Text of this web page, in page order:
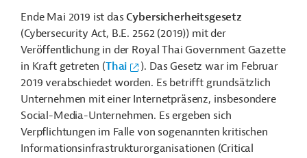
Ende Mai 2019 ist dasCybersicherheitsgesetz
(Cybersecurity Act, B.E. 2562 (2019)) mit der
Veröffentlichung in der Royal Thai Government Gazette
in Kraft getreten (Thai
). Das Gesetz war im Februar
2019 verabschiedet worden. Es betrifft grundsätzlich
Unternehmen mit einer Internetpräsenz, insbesondere
Social-Media-Unternehmen. Es ergeben sich
Verpflichtungen im Falle von sogenannten kritischen
Informationsinfrastrukturorganisationen (Critical